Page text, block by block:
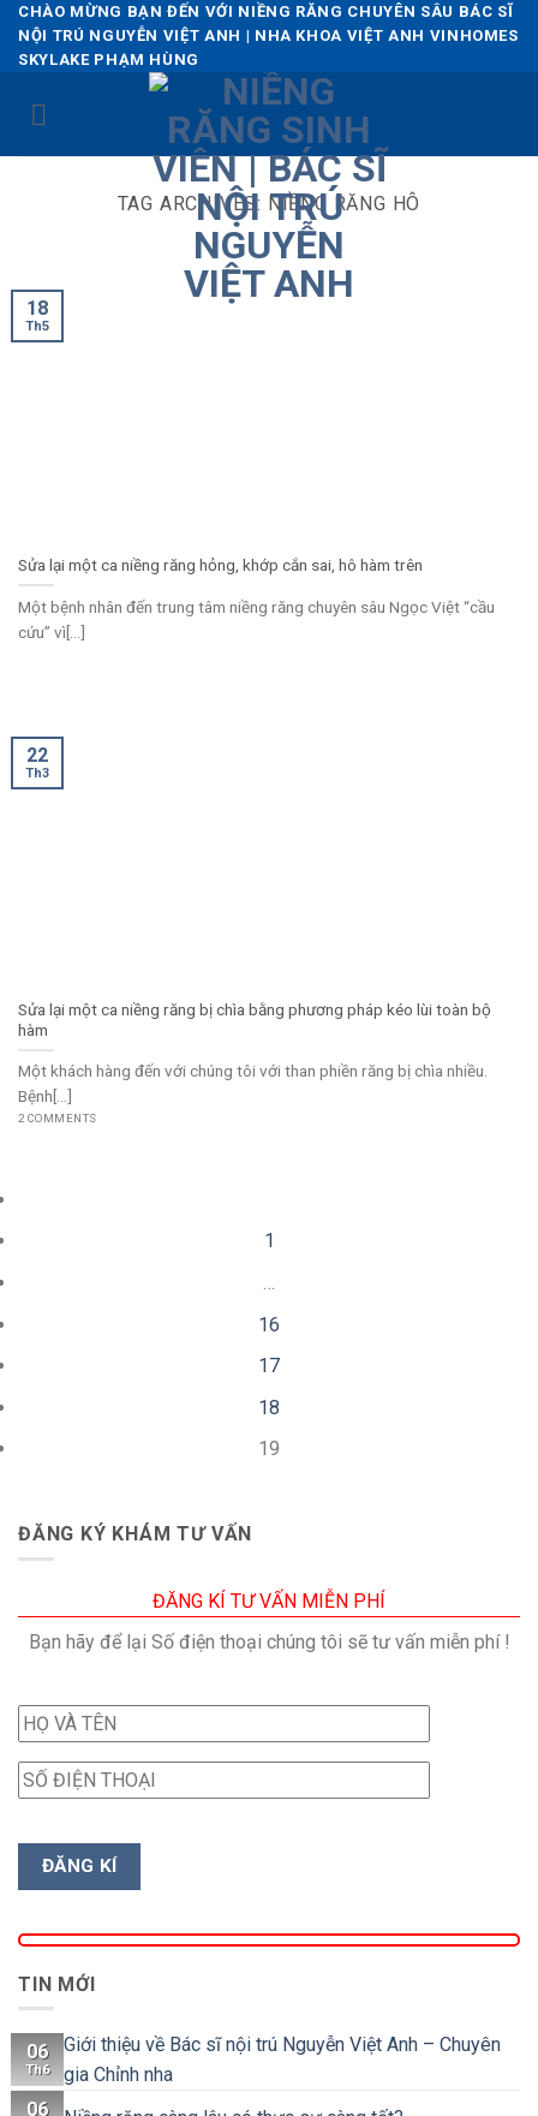
Skip
content
CHÀO MỪNG BẠN ĐẾN VỚI NIỀNG RĂNG CHUYÊN SÂU BÁC SĨ
NỘI TRÚ NGUYỄN VIỆT ANH | NHA KHOA VIỆT ANH VINHOMES
SKYLAKE PHẠM HÙNG
TAG ARCHIVES: NIỀNG RĂNG HÔ
Sửa lại một ca niềng răng hỏng, khớp cắn sai, hô hàm trên
Một bệnh nhân đến trung tâm niềng răng chuyên sâu Ngọc Việt “cầu
cứu” vì[...]
18
Th5
Sửa lại một ca niềng răng bị chìa bằng phương pháp kéo lùi toàn bộ
hàm
Một khách hàng đến với chúng tôi với than phiền răng bị chìa nhiều.
Bệnh[...]
2 COMMENTS
22
Th3
1
…
16
17
18
19
ĐĂNG KÝ KHÁM TƯ VẤN
ĐĂNG KÍ TƯ VẤN MIỄN PHÍ
Bạn hãy để lại Số điện thoại chúng tôi sẽ tư vấn miễn phí !
TIN MỚI
06
Th6
Giới thiệu về Bác sĩ nội trú Nguyễn Việt Anh – Chuyên
gia Chỉnh nha
06